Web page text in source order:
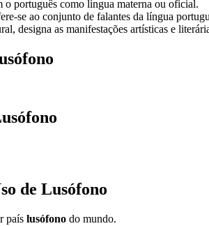
o português como língua materna ou oficial.
se ao conjunto de falantes da língua
designa as manifestações artísticas e
de Lusófono
país lusófono do mundo.